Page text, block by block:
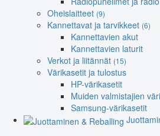
Oheislaitteet (9)
Kannettavat ja tarvikkeet (6)
Kannettavien akut
Kannettavien laturit
Verkot ja liitännät (15)
Värikasetit ja tulostus
HP-värikasetit
Muiden valmistajien
Samsung-värikasetit